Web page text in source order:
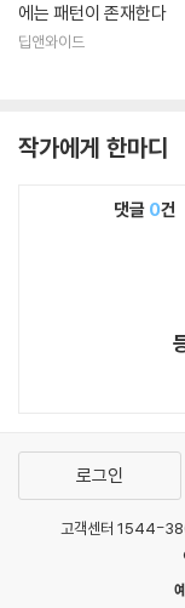
에는 패턴이 존재한다
딥앤와이드
작가에게 한마디
댓글 0건
로그인
고객센터 1544-